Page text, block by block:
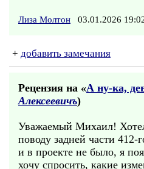
Лиза Молтон 03.01.2026
+ добавить замечания
Рецензия на «А ну-ка,
Алексеевичъ)
Уважаемый Михаил!
поводу задней части
и в проекте не было, я
хочу спросить, какие